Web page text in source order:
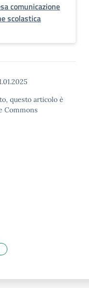
comunicazione
scolastica
questo articolo è
Commons